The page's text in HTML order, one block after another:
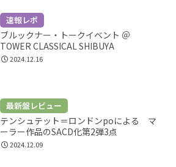
速報レポ
ブルックナー・トークイベント ＠
TOWER CLASSICAL SHIBUYA
2024.12.16
最新盤レビュー
テンシュテット＝ロンドンpoによる マ
ーラー作品のSACD化第2弾3点
2024.12.09